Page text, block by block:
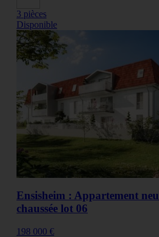
3 pièces
Disponible
Ensisheim : Appartement
chaussée lot 06
198 000 €